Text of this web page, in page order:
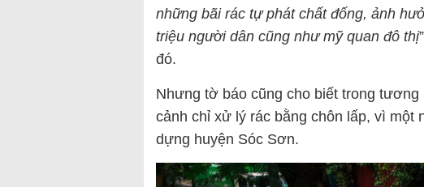
những bãi rác tự phát chất đống, ảnh
triệu người dân cũng như mỹ quan đô thị
đó.
Nhưng tờ báo cũng cho biết trong
cảnh chỉ xử lý rác bằng chôn lấp, vì một
dựng huyện Sóc Sơn.